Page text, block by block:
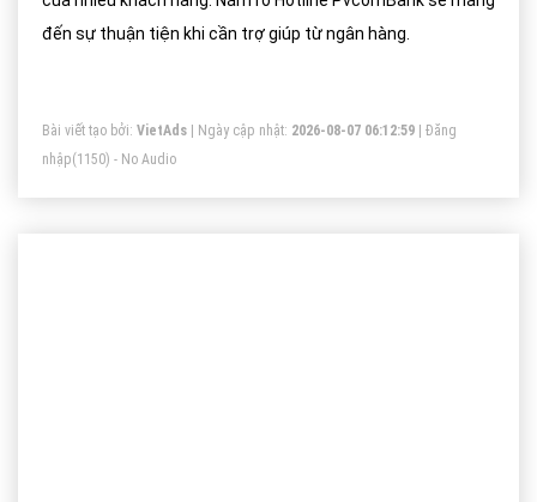
đến sự thuận tiện khi cần trợ giúp từ ngân hàng.
Bài viết tạo bởi: VietAds | Ngày cập nhật: 2026-08-07 06:12:59
Đăng
nhập(1150) - No Audio